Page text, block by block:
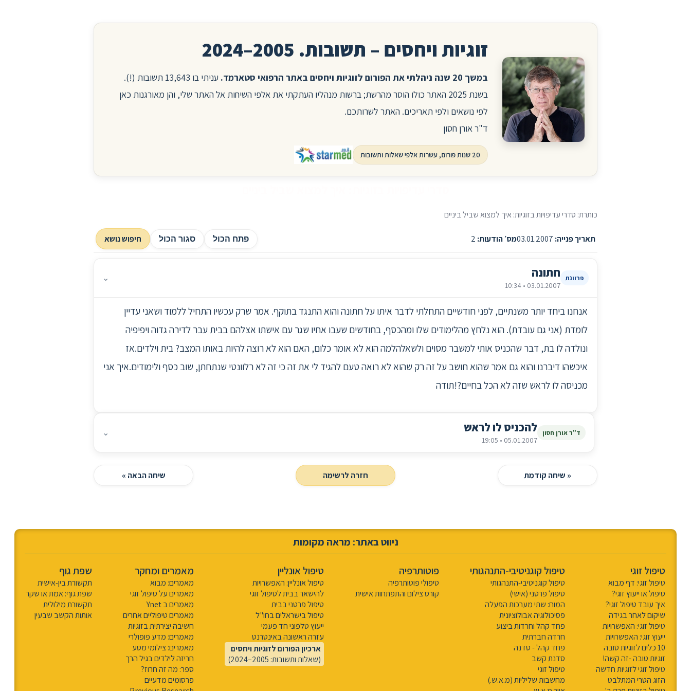
זוגיות ויחסים – תשובות. 2005–2024
במשך 20 שנה ניהלתי את הפורום לזוגיות ויחסים באתר הרפואי סטארמד.
עניתי בו 13,643 תשובות (!).
בשנת 2025 האתר כולו הוסר מהרשת; ברשות מנהליו העתקתי את אלפי השיחות אל האתר שלי, והן מאורגנות כאן
לפי נושאים ולפי תאריכים. האתר לשרותכם.
ד"ר אורן חסון
20 שנות פורום, עשרות אלפי שאלות ותשובות
כותרת: סדרי עדיפויות בזוגיות: איך למצוא שביל ביניים
תאריך פנייה: מס׳ הודעות: פתח הכול סגור הכול חיפוש נושא
פרוונת חתונה
03.01.2007 • 10:34
⌄
אנחנו ביחד יותר משנתיים, לפני חודשיים התחלתי לדבר איתו על חתונה והוא התנגד בתוקף. אמר שרק עכשיו התחיל ללמוד ושאני עדיין
לומדת (אני גם עובדת). הוא נלחץ מהלימודים שלו ומהכסף, בחודשים שעבו אחיו שגר עם אישתו אצלהם בבית עבר לדירה גדוה ויפיפיה
ונולדה לו בת, דבר שהכניס אותי למשבר מסוים ולשאלהלמה הוא לא אומר כלום, האם הוא לא רוצה להיות באותו המצב? בית וילדים.אז
איכשהו דיברנו והוא גם אמר שהוא חושב על זה רק שהוא לא רואה טעם להגיד לי את זה כי זה לא רלוונטי שנתחתן, שוב כסף ולימודים.איך אני
מכניסה לו לראש שזה לא הכל בחיים?!תודה
ד"ר אורן חסון להכניס לו לראש
05.01.2007 • 19:05
⌄
« שיחה קודמת חזרה לרשימה שיחה הבאה »
ניווט באתר: מראה מקומות
טיפול זוגי
טיפול זוגי: דף מבוא
טיפול או ייעוץ זוגי?
איך עובד טיפול זוגי?
שיקום לאחר בגידה
טיפול זוגי: האפשרויות
ייעוץ זוגי: האפשרויות
10 כלים לזוגיות טובה
זוגיות טובה -זה קשה!
טיפול זוגי לזוגיות חדשה
הזוג הטרי המתלבט
טיפול קוגניטיבי-התנהגותי
טיפול קוגניטיבי-התנהגותי
טיפול פרטני (אישי)
המוח: שתי מערכות הפעלה
פסיכולוגיה אבולוציונית
פחד קהל וחרדות ביצוע
חרדה חברתית
פחד קהל - סדנה
סדנת קשב
טיפול זוגי
מחשבות שליליות (מ.א.ש.)
פוטותרפיה
טיפולי פוטותרפיה
קורס צילום והתפתחות אישית
טיפול אונליין
טיפול אונליין: האפשרויות
להישאר בבית לטיפול זוגי
טיפול פרטני בבית
טיפול בישראלים בחו"ל
ייעוץ טלפוני חד פעמי
עזרה ראשונה באינטרנט
ארכיון הפורום לזוגיות ויחסים
(שאלות ותשובות: 2005–2024)
מאמרים ומחקר
מאמרים: מבוא
מאמרים על טיפול זוגי
מאמרים ב Ynet
מאמרים טיפוליים אחרים
חשיבה יצירתית בזוגיות
מאמרים: מדע פופולרי
מאמרים: צילומי מסע
חריזה לילדים בגיל הרך
ספר: מה זה חרוז?
פרסומים מדעיים
שפת גוף
תקשורת בין-אישית
שפת גוף: אמת או שקר
תקשורת מילולית
אותות הקשב שבעין